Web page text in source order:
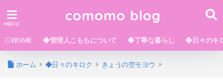
comomo blog
◇HOME ◆管理人こももについて ◆丁寧な暮らし ◆日々のキ
ホーム ◆日々のキロク きょうの空モヨウ